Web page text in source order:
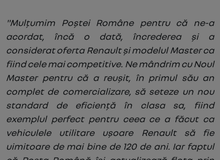
"Mulțumim Poștei Române pentru că ne-a
acordat, încă o dată, încrederea și a
considerat oferta Renault și modelul Master ca
fiind cele mai competitive. Ne mândrim cu Noul
Master pentru că a reușit, în primul său an
complet de comercializare, să seteze un nou
standard de eficiență în clasa sa, fiind
exemplul perfect pentru ceea ce a făcut ca
vehiculele utilitare ușoare Renault să fie
uimitoare de mai bine de 120 de ani. Iar faptul